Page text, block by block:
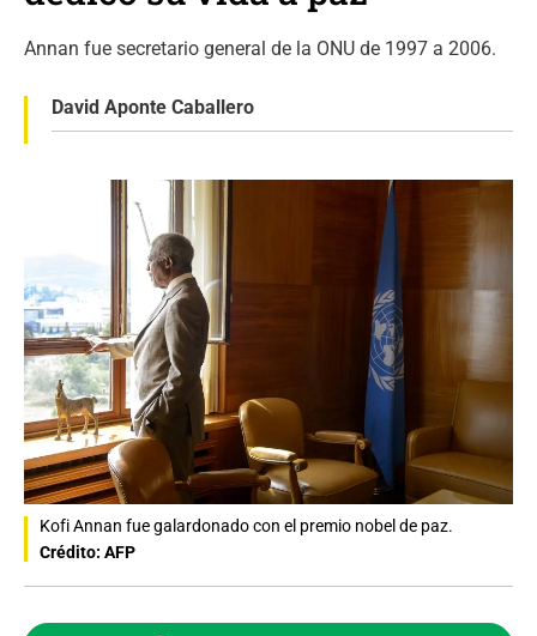
Annan fue secretario general de la ONU de 1997 a 2006.
David Aponte Caballero
Kofi Annan fue galardonado con el premio nobel de paz.
Crédito: AFP